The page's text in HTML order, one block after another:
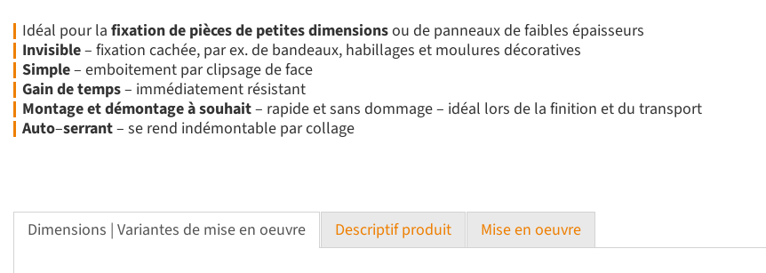
Idéal pour la fixation de pièces de petites dimensionsou de panneaux de faibles épaisseurs
Invisible– fixation cachée, par ex. de bandeaux, habillages et moulures décoratives
Simple– emboitement par clipsage de face
Gaindetemps– immédiatement résistant
Montageetdémontageàsouhait– rapide et sans dommage – idéal lors de la finition et du transport
Auto–serrant– se rend indémontable par collage
Dimensions | Variantes de mise en oeuvre Descriptif produit Mise en oeuvre